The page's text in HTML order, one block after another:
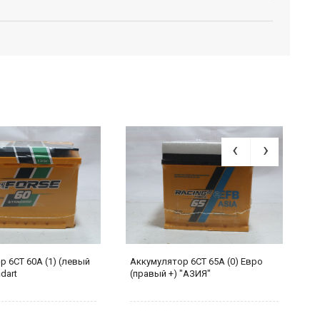
6СТ 60А (1) (левый
Аккумулятор 6СТ 65А (0) Евро
(правый +) "АЗИЯ"